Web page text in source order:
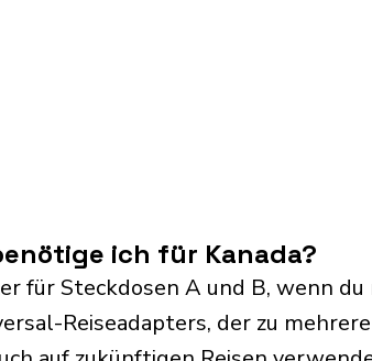
ich für Kanada?
für Steckdosen A und B, wenn du
Reiseadapters, der zu